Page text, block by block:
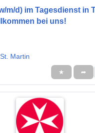
m/d) im Tagesdienst in
bei uns!
Martin
★ ➦